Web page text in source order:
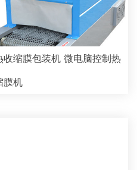
缩膜包装机 微电脑控制热
膜机